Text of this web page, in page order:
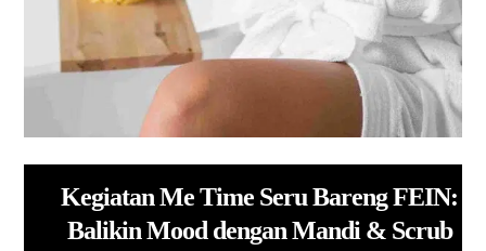
Kegiatan Me Time Seru Bareng FEIN:
Balikin Mood dengan Mandi & Scrub